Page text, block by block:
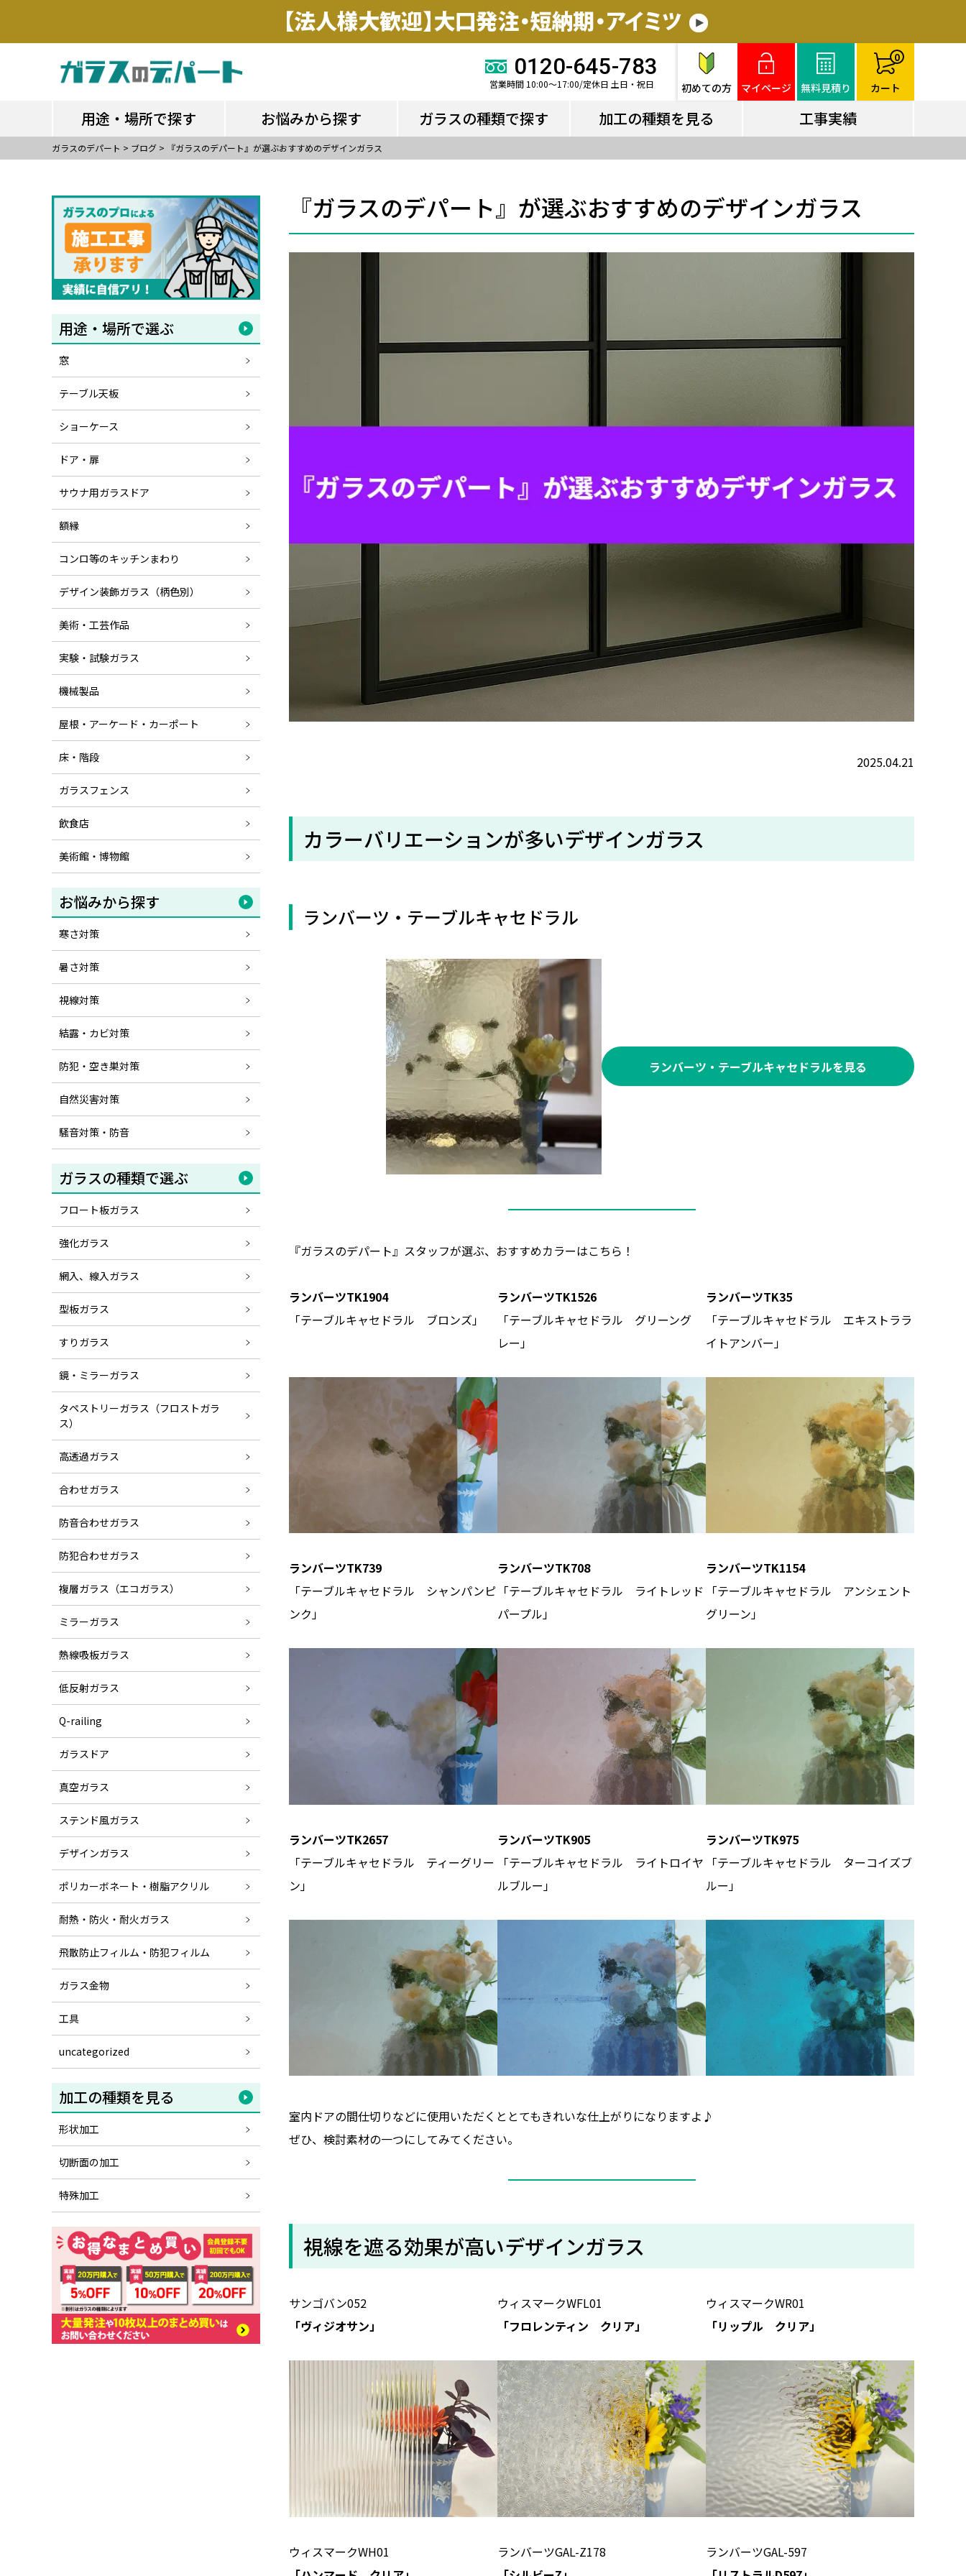
0120-645-783
営業時間 10:00～17:00/定休日 土日・祝日 初めての方 マイページ 無料見積り カート
0
用途・場所で探す お悩みから探す ガラスの種類で探す 加工の種類を見る 工事実績
ガラスのデパート > ブログ > 『ガラスのデパート』が選ぶおすすめのデザインガラス
用途・場所で選ぶ
窓
テーブル天板
ショーケース
ドア・扉
サウナ用ガラスドア
額縁
コンロ等のキッチンまわり
デザイン装飾ガラス（柄色別）
美術・工芸作品
実験・試験ガラス
機械製品
屋根・アーケード・カーポート
床・階段
ガラスフェンス
飲食店
美術館・博物館
お悩みから探す
寒さ対策
暑さ対策
視線対策
結露・カビ対策
防犯・空き巣対策
自然災害対策
騒音対策・防音
ガラスの種類で選ぶ
フロート板ガラス
強化ガラス
網入、線入ガラス
型板ガラス
すりガラス
鏡・ミラーガラス
タペストリーガラス（フロストガラ
ス）
高透過ガラス
合わせガラス
防音合わせガラス
防犯合わせガラス
複層ガラス（エコガラス）
ミラーガラス
熱線吸板ガラス
低反射ガラス
Q-railing
ガラスドア
真空ガラス
ステンド風ガラス
デザインガラス
ポリカーボネート・樹脂アクリル
耐熱・防火・耐火ガラス
飛散防止フィルム・防犯フィルム
ガラス金物
工具
uncategorized
加工の種類を見る
形状加工
切断面の加工
特殊加工
『ガラスのデパート』が選ぶおすすめのデザインガラス
2025.04.21
カラーバリエーションが多いデザインガラス
ランバーツ・テーブルキャセドラル
ランバーツ・テーブルキャセドラルを見る
『ガラスのデパート』スタッフが選ぶ、おすすめカラーはこちら！
ランバーツTK1904
「テーブルキャセドラル ブロンズ」
ランバーツTK1526
「テーブルキャセドラル グリーング
レー」
ランバーツTK35
「テーブルキャセドラル エキストララ
イトアンバー」
ランバーツTK739
「テーブルキャセドラル シャンパンピ
ンク」
ランバーツTK708
「テーブルキャセドラル ライトレッド
パープル」
ランバーツTK1154
「テーブルキャセドラル アンシェント
グリーン」
ランバーツTK2657
「テーブルキャセドラル ティーグリー
ン」
ランバーツTK905
「テーブルキャセドラル ライトロイヤ
ルブルー」
ランバーツTK975
「テーブルキャセドラル ターコイズブ
ルー」
室内ドアの間仕切りなどに使用いただくととてもきれいな仕上がりになりますよ♪
ぜひ、検討素材の一つにしてみてください。
視線を遮る効果が高いデザインガラス
サンゴバン052
「ヴィジオサン」
ウィスマークWFL01
「フロレンティン クリア」
ウィスマークWR01
「リップル クリア」
ウィスマークWH01
ランバーツGAL-Z178
ランバーツGAL-597